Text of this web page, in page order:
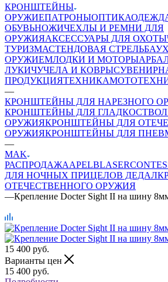
КРОНШТЕЙНЫ
ОРУЖИЕПАТРОНЫОПТИКА
ОБУВЬНОЖИЧЕХЛЫ И РЕМНИ ДЛЯ
ОРУЖИЯАКСЕССУАРЫ ДЛЯ ОХОТЫ
ТУРИЗМАСТЕНДОВАЯ СТРЕЛЬБА
ОРУЖИЕМЛОДКИ И МОТОРЫ
ЛУКИЧУЧЕЛА И КОВРЫ
ПРОДУКЦИЯТЕХНИКА
—
КРОНШТЕЙНЫ ДЛЯ НАРЕЗНОГО
КРОНШТЕЙНЫ ДЛЯ
ОРУЖИЯКРОНШТЕЙНЫ ДЛЯ
ОРУЖИЯКРОНШТЕЙНЫ ДЛЯ
—
MAK
РАСПРОДАЖАAPELBLASER
ДЛЯ НОЧНЫХ ПРИЦЕЛОВ ДЕДАЛ
ОТЕЧЕСТВЕННОГО ОРУЖИЯ
—Крепление Docter Sight II на шину
15 400 руб.
Варианты цен
15 400 руб.